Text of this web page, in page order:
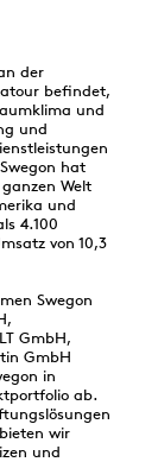
der
befindet,
und
und
hat
Welt
und
4.100
von 10,3
Swegon
GmbH,
GmbH
in
ab.
wir
und